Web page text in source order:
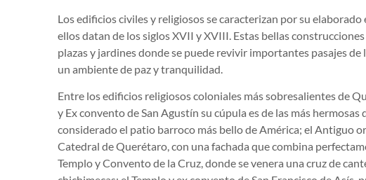
Los edificios civiles y religiosos se caracterizan por su
ellos datan de los siglos XVII y XVIII. Estas bellas
plazas y jardines donde se puede revivir importantes pasajes
un ambiente de paz y tranquilidad.
Entre los edificios religiosos coloniales más sobresalientes de
y Ex convento de San Agustín su cúpula es de las más hermosas
considerado el patio barroco más bello de América; el Antiguo
Catedral de Querétaro, con una fachada que combina
Templo y Convento de la Cruz, donde se venera una cruz de